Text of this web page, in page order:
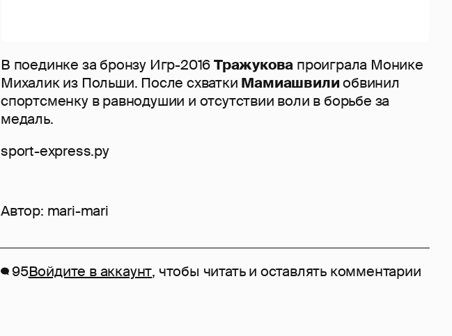
В поединке за бронзу Игр-2016Тражукова проиграла Монике
Михалик из Польши. После схватки Мамиашвилиобвинил
спортсменку в равнодушии и отсутствии воли в борьбе за
медаль.
sport-express.ру
Автор: mari-mari
95Войдите в аккаунт, чтобы читать и оставлять комментарии